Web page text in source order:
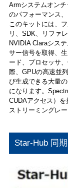
Armシステムオン
のパフォーマンス
このキットには、
リ、SDK、リファ
NVIDIA Claraシス
サー信号を取得、
ード、プロセッサ
際、GPUの高速並
び生成できる大量
になります。
CUDAアクセス）
ストリーミングレ
Star-Hub 同